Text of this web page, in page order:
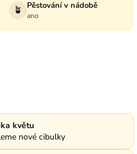
🪴 Pěstování v nádobě
ano
květu
nové cibulky